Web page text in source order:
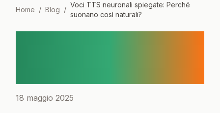
Home / Blog /
Voci TTS neuronali spiegate: Perché
suonano così naturali?
18 maggio 2025